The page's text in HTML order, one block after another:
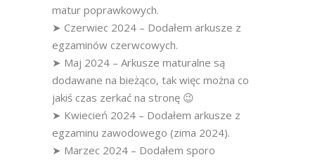
matur poprawkowych.
➤ Czerwiec 2024 – Dodałem arkusze z
egzaminów czerwcowych.
➤ Maj 2024 – Arkusze maturalne są
dodawane na bieżąco, tak więc można co
jakiś czas zerkać na stronę 😉
➤ Kwiecień 2024 – Dodałem arkusze z
egzaminu zawodowego (zima 2024).
➤ Marzec 2024 – Dodałem sporo